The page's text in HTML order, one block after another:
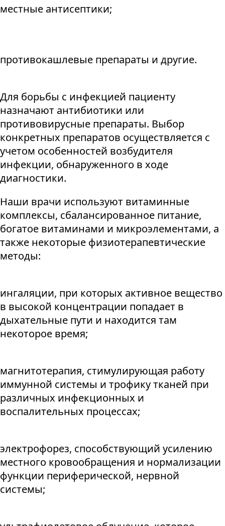
местные антисептики;
противокашлевые препараты и другие.
Для борьбы с инфекцией пациенту
назначают антибиотики или
противовирусные препараты. Выбор
конкретных препаратов осуществляется с
учетом особенностей возбудителя
инфекции, обнаруженного в ходе
диагностики.
Наши врачи используют витаминные
комплексы, сбалансированное питание,
богатое витаминами и микроэлементами, а
также некоторые физиотерапевтические
методы:
ингаляции, при которых активное вещество
в высокой концентрации попадает в
дыхательные пути и находится там
некоторое время;
магнитотерапия, стимулирующая работу
иммунной системы и трофику тканей при
различных инфекционных и
воспалительных процессах;
электрофорез, способствующий усилению
местного кровообращения и нормализации
функции периферической, нервной
системы;